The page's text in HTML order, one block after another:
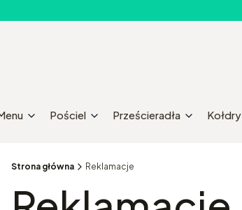
Pościel Prześcieradła Kołdry
Strona główna Reklamacje